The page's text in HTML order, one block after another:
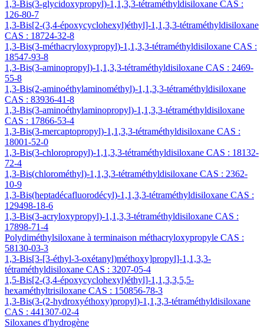
1,3-Bis(3-glycidoxypropyl)-1,1,3,3-tétraméthyldisiloxane CAS :
126-80-7
1,3-Bis[2-(3,4-époxycyclohexyl)éthyl]-1,1,3,3-tétraméthyldisiloxane
CAS : 18724-32-8
1,3-Bis(3-méthacryloxypropyl)-1,1,3,3-tétraméthyldisiloxane CAS :
18547-93-8
1,3-Bis(3-aminopropyl)-1,1,3,3-tétraméthyldisiloxane CAS : 2469-
55-8
1,3-Bis(2-aminoéthylaminométhyl)-1,1,3,3-tétraméthyldisiloxane
CAS : 83936-41-8
1,3-Bis(3-aminoéthylaminopropyl)-1,1,3,3-tétraméthyldisiloxane
CAS : 17866-53-4
1,3-Bis(3-mercaptopropyl)-1,1,3,3-tétraméthyldisiloxane CAS :
18001-52-0
1,3-Bis(3-chloropropyl)-1,1,3,3-tétraméthyldisiloxane CAS : 18132-
72-4
1,3-Bis(chlorométhyl)-1,1,3,3-tétraméthyldisiloxane CAS : 2362-
10-9
1,3-Bis(heptadécafluorodécyl)-1,1,3,3-tétraméthyldisiloxane CAS :
129498-18-6
1,3-Bis(3-acryloxypropyl)-1,1,3,3-tétraméthyldisiloxane CAS :
17898-71-4
Polydiméthylsiloxane à terminaison méthacryloxypropyle CAS :
58130-03-3
1,3-Bis[3-[3-éthyl-3-oxétanyl)méthoxy]propyl]-1,1,3,3-
tétraméthyldisiloxane CAS : 3207-05-4
1,5-Bis[2-(3,4-époxycyclohexyl)éthyl]-1,1,3,3,5,5-
hexaméthyltrisiloxane CAS : 150856-78-3
1,3-Bis(3-(2-hydroxyéthoxy)propyl)-1,1,3,3-tétraméthyldisiloxane
CAS : 441307-02-4
Siloxanes d'hydrogène